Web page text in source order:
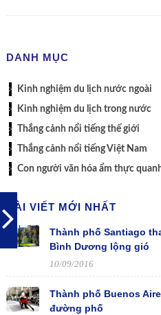
DANH MỤC
Kinh nghiệm du lịch nước ngoài
Kinh nghiệm du lịch trong nước
Thắng cảnh nổi tiếng thế giới
Thắng cảnh nổi tiếng Việt Nam
Con người văn hóa ẩm thực
BÀI VIẾT MỚI NHẤT
Thành phố Santiago
Bình Dương lộng gió
10/09/2016
Thành phố Buenos
đường phố